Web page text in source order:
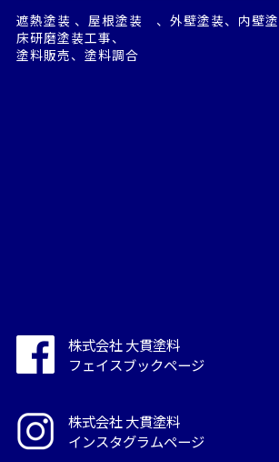
遮熱塗装 、屋根塗装 、外壁塗装、内壁
床研磨塗装工事、
塗料販売、塗料調合
株式会社 大貫塗料
フェイスブックページ
株式会社 大貫塗料
インスタグラムページ